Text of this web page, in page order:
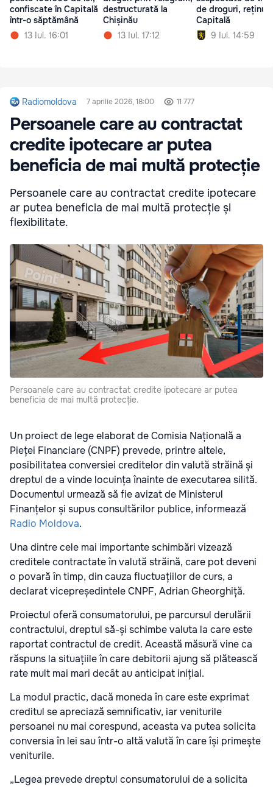
confiscate în Capitală
într-o săptămână
13 Iul. 16:01
destructurată la
Chișinău
13 Iul. 17:12
de droguri,
Capitală
9 Iul. 14:59
Radiomoldova 7 aprilie 2026, 18:00 11 777
Persoanele care au contractat
credite ipotecare ar putea
beneficia de mai multă protecție
Persoanele care au contractat credite ipotecare
ar putea beneficia de mai multă protecție și
flexibilitate.
Persoanele care au contractat credite ipotecare ar putea
beneficia de mai multă protecție.
Un proiect de lege elaborat de Comisia Națională a
Pieței Financiare (CNPF) prevede, printre altele,
posibilitatea conversiei creditelor din valută străină și
dreptul de a vinde locuința înainte de executarea silită.
Documentul urmează să fie avizat de Ministerul
Finanțelor și supus consultărilor publice, informează
Radio Moldova.
Una dintre cele mai importante schimbări vizează
creditele contractate în valută străină, care pot deveni
o povară în timp, din cauza fluctuațiilor de curs, a
declarat vicepreședintele CNPF, Adrian Gheorghiță.
Proiectul oferă consumatorului, pe parcursul derulării
contractului, dreptul să-și schimbe valuta la care este
raportat contractul de credit. Această măsură vine ca
răspuns la situațiile în care debitorii ajung să plătească
rate mult mai mari decât au anticipat inițial.
La modul practic, dacă moneda în care este exprimat
creditul se apreciază semnificativ, iar veniturile
persoanei nu mai corespund, aceasta va putea solicita
conversia în lei sau într-o altă valută în care își primește
veniturile.
„Legea prevede dreptul consumatorului de a solicita